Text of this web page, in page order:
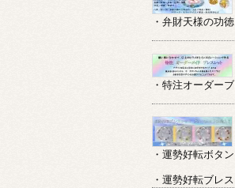
・弁財天様の功
・特注オーダー
・運勢好転ボタ
・運勢好転ブレス